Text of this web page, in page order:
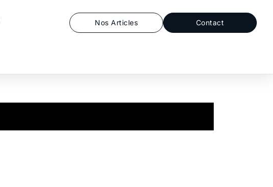
Nos Articles Contact